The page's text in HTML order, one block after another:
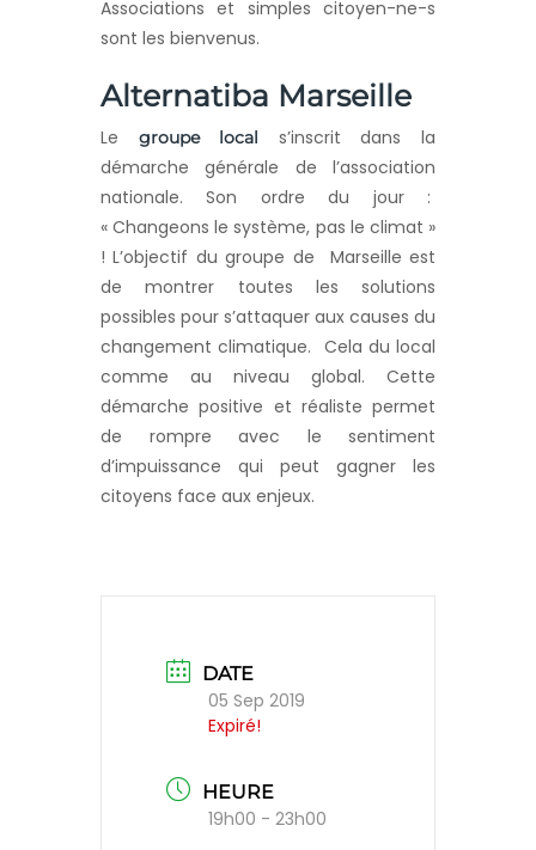
Associations et simples citoyen-ne-s
sont les bienvenus.
Alternatiba Marseille
Le groupe local
s’inscrit dans la
démarche générale de l’association
nationale. Son ordre du jour :
« Changeons le système, pas le climat »
! L’objectif du groupe de Marseille est
de montrer toutes les solutions
possibles pour s’attaquer aux causes du
changement climatique. Cela du local
comme au niveau global. Cette
démarche positive et réaliste permet
de rompre avec le sentiment
d’impuissance qui peut gagner les
citoyens face aux enjeux.
DATE
05 Sep 2019
Expiré!
HEURE
19h00 - 23h00